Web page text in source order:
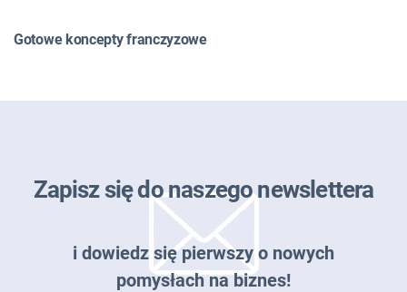
Gotowe koncepty franczyzowe
Zapisz się do naszego newslettera
i dowiedz się pierwszy o nowych
pomysłach na biznes!